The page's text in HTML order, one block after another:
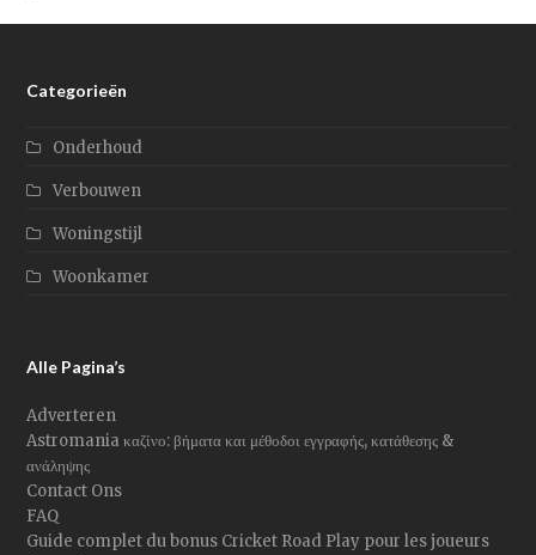
Categorieën
Onderhoud
Verbouwen
Woningstijl
Woonkamer
Alle Pagina’s
Adverteren
Astromania καζίνο: βήματα και μέθοδοι εγγραφής, κατάθεσης &
ανάληψης
Contact Ons
FAQ
Guide complet du bonus Cricket Road Play pour les joueurs